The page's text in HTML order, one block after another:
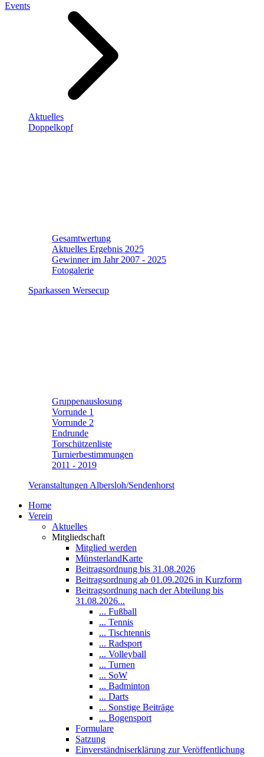
Events
Aktuelles
Doppelkopf
Gesamtwertung
Aktuelles Ergebnis 2025
Gewinner im Jahr 2007 - 2025
Fotogalerie
Sparkassen Wersecup
Gruppenauslosung
Vorrunde 1
Vorrunde 2
Endrunde
Torschützenliste
Turnierbestimmungen
2011 - 2019
Veranstaltungen Albersloh/Sendenhorst
Home
Verein
Aktuelles
Mitgliedschaft
Mitglied werden
MünsterlandKarte
Beitragsordnung bis 31.08.2026
Beitragsordnung ab 01.09.2026 in Kurzform
Beitragsordnung nach der Abteilung bis
31.08.2026...
... Fußball
... Tennis
... Tischtennis
... Radsport
... Volleyball
... Turnen
... SoW
... Badminton
... Darts
... Sonstige Beiträge
... Bogensport
Formulare
Satzung
Einverständniserklärung zur Veröffentlichung